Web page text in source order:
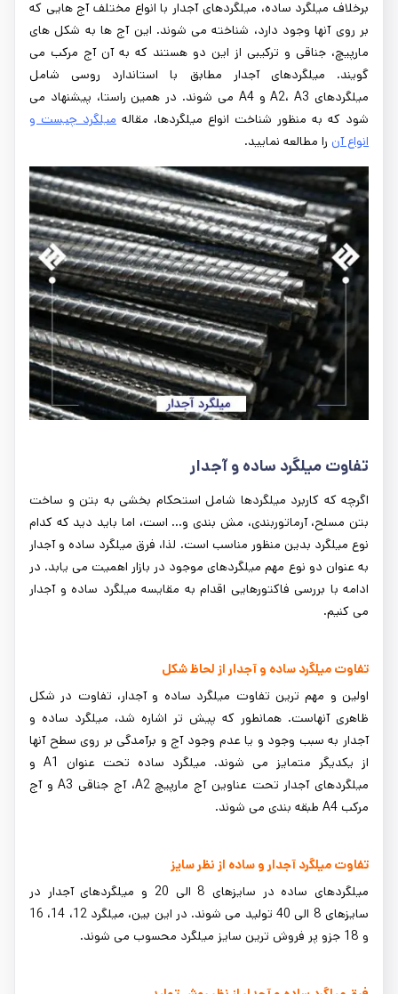
برخلاف میلگرد ساده، میلگردهای آجدار با انواع مختلف آج هایی که
بر روی آنها وجود دارد، شناخته می شوند. این آج ها به شکل های
مارپیچ، جناقی و ترکیبی از این دو هستند که به آن آج مرکب می
گویند. میلگردهای آجدار مطابق با استاندارد روسی شامل
میلگردهای A2، A3 و A4 می شوند. در همین راستا، پیشنهاد می
شود که به منظور شناخت انواع میلگردها، مقاله میلگرد چیست و
انواع آن را مطالعه نمایید.
تفاوت میلگرد ساده و آجدار
اگرچه که کاربرد میلگردها شامل استحکام بخشی به بتن و ساخت
بتن مسلح، آرماتوربندی، مش بندی و... است، اما باید دید که کدام
نوع میلگرد بدین منظور مناسب است. لذا، فرق میلگرد ساده و آجدار
به عنوان دو نوع مهم میلگردهای موجود در بازار اهمیت می یابد. در
ادامه با بررسی فاکتورهایی اقدام به مقایسه میلگرد ساده و آجدار
می کنیم.
تفاوت میلگرد ساده و آجدار از لحاظ شکل
اولین و مهم ترین تفاوت میلگرد ساده و آجدار، تفاوت در شکل
ظاهری آنهاست. همانطور که پیش تر اشاره شد، میلگرد ساده و
آجدار به سبب وجود و یا عدم وجود آج و برآمدگی بر روی سطح آنها
از یکدیگر متمایز می شوند. میلگرد ساده تحت عنوان A1 و
میلگردهای آجدار تحت عناوین آج مارپیچ A2، آج جناقی A3 و آج
مرکب A4 طبقه بندی می شوند.
تفاوت میلگرد آجدار و ساده از نظر سایز
میلگردهای ساده در سایزهای 8 الی 20 و میلگردهای آجدار در
سایزهای 8 الی 40 تولید می شوند. در این بین، میلگرد 12، 14، 16
و 18 جزو پر فروش ترین سایز میلگرد محسوب می شوند.